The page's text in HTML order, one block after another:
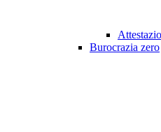
Burocrazia zero